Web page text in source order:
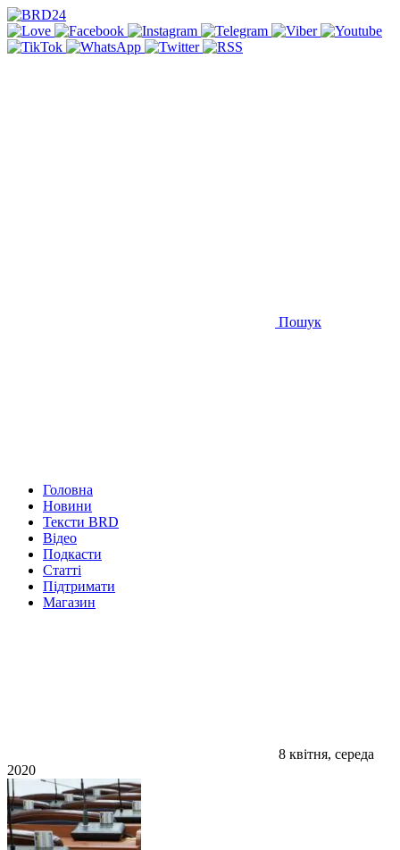
Пошук
Головна
Новини
Тексти BRD
Відео
Подкасти
Статті
Підтримати
Магазин
8 квітня, середа
2020